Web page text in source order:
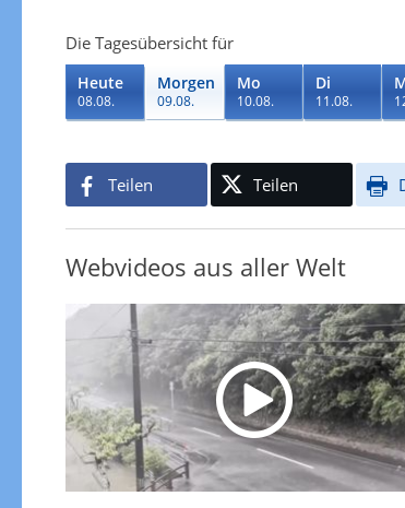
Die Tagesübersicht für
Heute
08.08.
Morgen
09.08.
Mo
10.08.
Di
11.08.
Teilen Teilen
Webvideos aus aller Welt